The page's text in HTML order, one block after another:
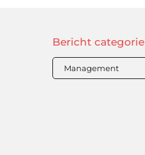
Bericht categorie